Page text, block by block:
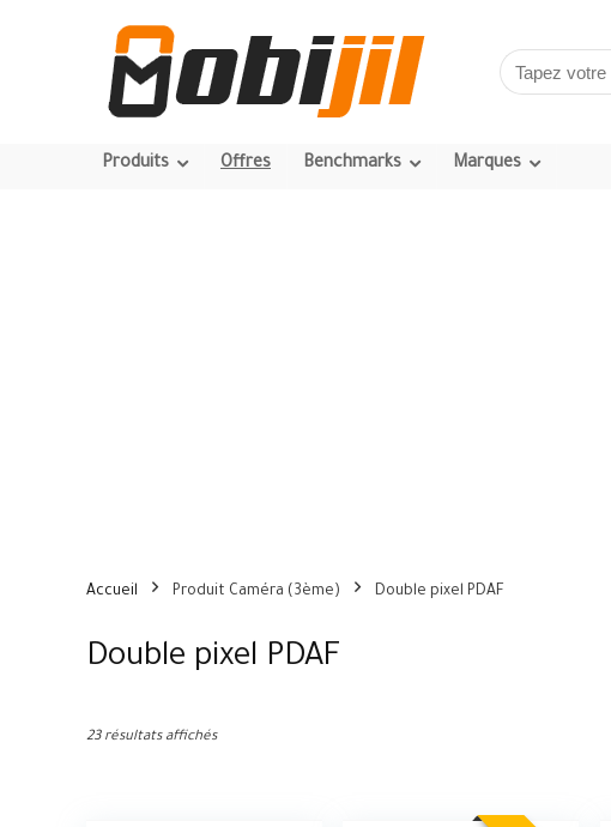
Produits Offres Benchmarks Marques
Accueil Produit Caméra (3ème) Double pixel PDAF
Double pixel PDAF
23 résultats affichés